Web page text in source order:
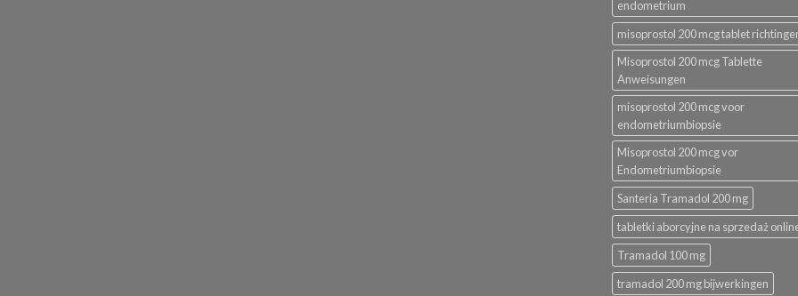
endometrium
misoprostol 200 mcg tablet
Misoprostol 200 mcg Tablette
Anweisungen
misoprostol 200 mcg voor
endometriumbiopsie
Misoprostol 200 mcg vor
Endometriumbiopsie
Santeria Tramadol 200 mg
tabletki aborcyjne na sprzedaż
Tramadol 100 mg
tramadol 200 mg bijwerkingen